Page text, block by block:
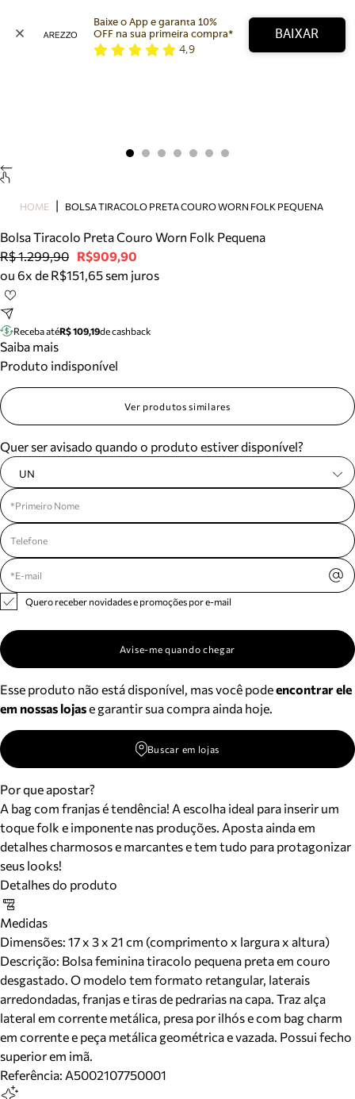
Bolsa
Tamanco
Tênis
Mule
Tire dúvidas sobre pedidos, devoluções e mais.
Meus pedidos
Acompanhe seus pedidos e solicite devoluções.
Baixe o App e garanta 10%
OFF na sua primeira compra*
4,9
BAIXAR
HOME BOLSA TIRACOLO PRETA COURO WORN FOLK PEQUENA
Bolsa Tiracolo Preta Couro Worn Folk Pequena
R$ 1.299,90 R$909,90
ou 6x de R$151,65 sem juros
Receba atéR$ 109,19de cashback
Saiba mais
Produto indisponível
Ver produtos similares
Quer ser avisado quando o produto estiver disponível?
UN
Quero receber novidades e promoções por e-mail
Avise-me quando chegar
Esse produto não está disponível, mas você podeencontrar ele
em nossas lojase garantir sua compra ainda hoje.
Buscar em lojas
Por que apostar?
A bag com franjas é tendência! A escolha ideal para inserir um
toque folk e imponente nas produções. Aposta ainda em
detalhes charmosos e marcantes e tem tudo para protagonizar
seus looks!
Detalhes do produto
Medidas
Dimensões: 17 x 3 x 21 cm (comprimento x largura x altura)
Descrição: Bolsa feminina tiracolo pequena preta em couro
desgastado. O modelo tem formato retangular, laterais
arredondadas, franjas e tiras de pedrarias na capa. Traz alça
lateral em corrente metálica, presa por ilhós e com bag charm
em corrente e peça metálica geométrica e vazada. Possui fecho
superior em imã.
Referência: A5002107750001